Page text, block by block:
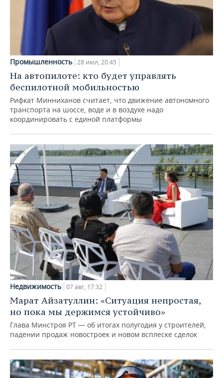
Промышленность 28 июл, 20:45
На автопилоте: кто будет управлять
беспилотной мобильностью
Рифкат Минниханов считает, что движение автономного
транспорта на шоссе, воде и в воздухе надо
координировать с единой платформы
Недвижимость 07 авг, 17:32
Марат Айзатуллин: «Ситуация непростая,
но пока мы держимся устойчиво»
Глава Минстроя РТ — об итогах полугодия у строителей,
падении продаж новостроек и новом всплеске сделок